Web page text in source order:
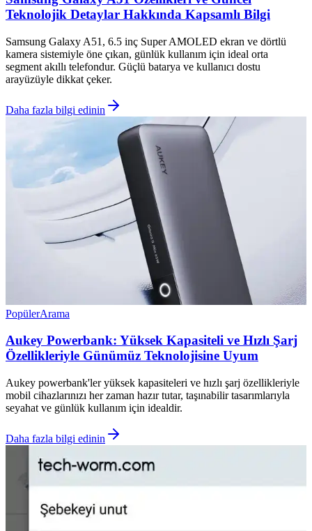
Teknolojik Detaylar Hakkında Kapsamlı Bilgi
Samsung Galaxy A51, 6.5 inç Super AMOLED ekran ve dörtlü
kamera sistemiyle öne çıkan, günlük kullanım için ideal orta
segment akıllı telefondur. Güçlü batarya ve kullanıcı dostu
arayüzüyle dikkat çeker.
Daha fazla bilgi edinin
PopülerArama
Aukey Powerbank: Yüksek Kapasiteli ve Hızlı Şarj
Özellikleriyle Günümüz Teknolojisine Uyum
Aukey powerbank'ler yüksek kapasiteleri ve hızlı şarj özellikleriyle
mobil cihazlarınızı her zaman hazır tutar, taşınabilir tasarımlarıyla
seyahat ve günlük kullanım için idealdir.
Daha fazla bilgi edinin